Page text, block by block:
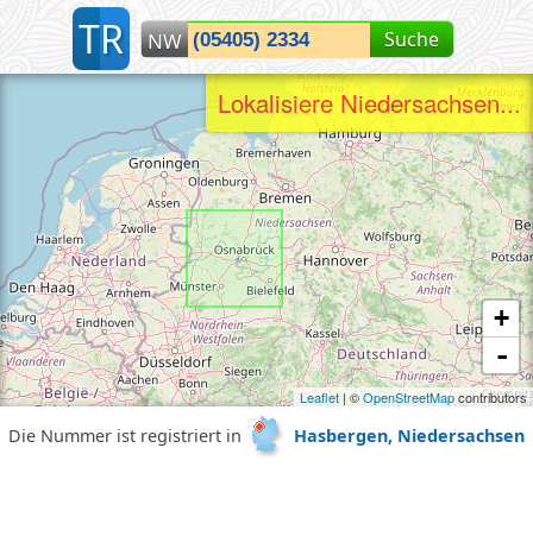
TR NW Suche
+
-
Leaflet | ©OpenStreetMapcontributors
Lokalisiere Niedersachsen...
Die Nummer ist registriert in Hasbergen, Niedersachsen